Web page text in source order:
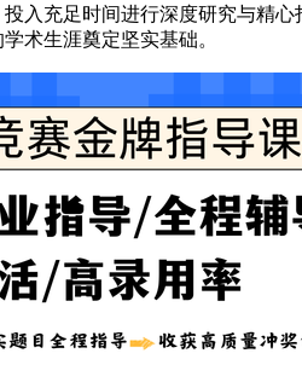
入充足时间进行深度研究与精
术生涯奠定坚实基础。